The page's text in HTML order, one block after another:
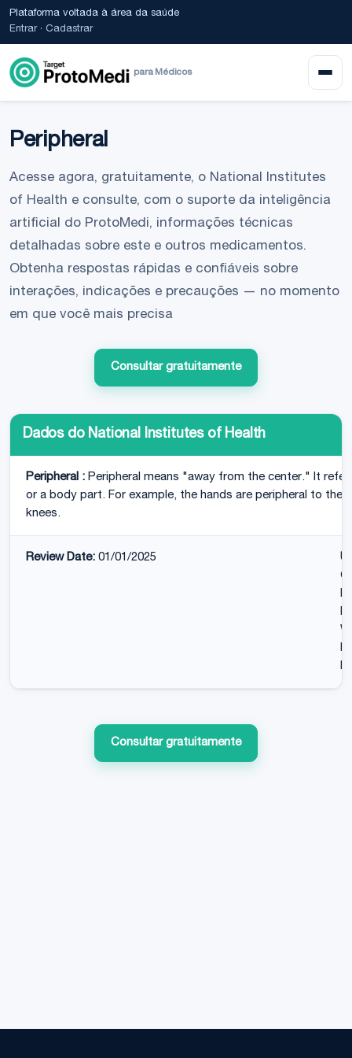
Plataforma voltada à área da saúde
Entrar· Cadastrar
para Médicos
Peripheral
Acesse agora, gratuitamente, o National Institutes
of Health e consulte, com o suporte da inteligência
artificial do ProtoMedi, informações técnicas
detalhadas sobre este e outros medicamentos.
Obtenha respostas rápidas e confiáveis sobre
interações, indicações e precauções — no momento
em que você mais precisa
Consultar gratuitamente
Dados do National Institutes of Health
Peripheral : Peripheral means "away from the center." It
or a body part. For example, the hands are peripheral to the
knees.
Review Date: 01/01/2025
Consultar gratuitamente